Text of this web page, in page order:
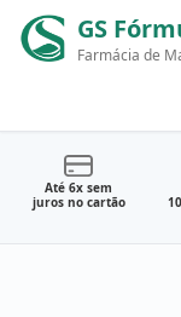
GS
Farmácia de
Envie sua
Até 6x sem
juros no cartão